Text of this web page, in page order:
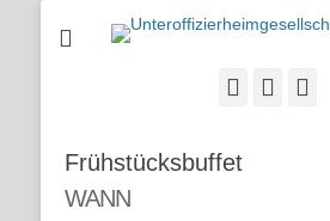
Homepage der UHG Jever e.V.
Frühstücksbuffet
WANN